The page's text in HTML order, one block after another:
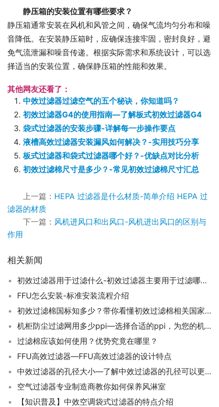
静压箱的安装位置有哪些要求？
静压箱通常安装在风机和风管之间，确保气流均匀分布和噪
音降低。在安装静压箱时，应确保连接牢固，密封良好，避
免气流泄漏和噪音传递。根据实际需求和系统设计，可以选
择适当的安装位置，确保静压箱的性能和效果。
其他网友还看了：
中效过滤器过滤空气的五个秘诀，你知道吗？
初效过滤器G4的使用指南—了解板式初效过滤器G4
袋式过滤器的安装步骤-详解每一步操作要点
液槽高效过滤器安装漏风如何解决？-实用技巧分享
板式过滤器和袋式过滤器哪个好？-优缺点对比分析
初效过滤棉尺寸是多少？-常见初效过滤棉尺寸汇总
上一篇： HEPA 过滤器是什么材质-简单介绍 HEPA 过
滤器的材质
下一篇： 风机进风口和出风口-风机进出风口的区别与
作用
相关新闻
初效过滤器用于过滤什么-初效过滤器主要用于过滤哪些颗粒物和污染物？
FFU怎么安装-标准安装流程介绍
初效过滤棉国标知多少？带你看懂初效过滤棉相关国家标准！
机柜防尘过滤网用多少ppi—选择合适的ppi，为您的机柜提供好的的防尘过滤效果
过滤棉应该如何使用？优势究竟在哪里？
FFU高效过滤器—FFU高效过滤器的设计特点
中效过滤器的孔径大小—了解中效过滤器的孔径可以更好地提高过滤效率
空气过滤器专业制造商教你如何保养风淋室
【知识普及】中效空调袋式过滤器的特点介绍